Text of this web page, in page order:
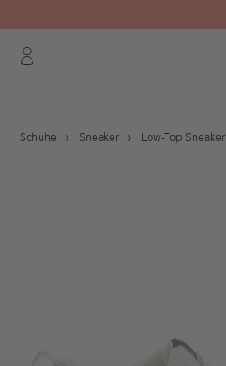
Schuhe Sneaker Low-Top Sneaker